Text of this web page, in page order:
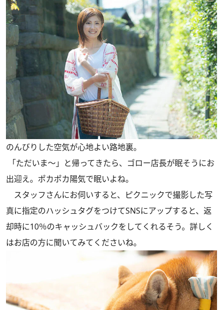
のんびりした空気が心地よい路地裏。
「ただいま～」と帰ってきたら、ゴロー店長が眠そうにお
出迎え。ポカポカ陽気で眠いよね。
スタッフさんにお伺いすると、ピクニックで撮影した写
真に指定のハッシュタグをつけてSNSにアップすると、返
却時に10％のキャッシュバックをしてくれるそう。詳しく
はお店の方に聞いてみてくださいね。